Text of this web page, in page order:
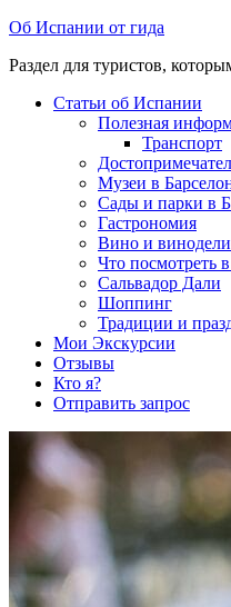
Перейти
содержимому
Об Испании от гида
Раздел для туристов,
Статьи об Испании
Полезная
Транспорт
Музеи в
Cады и парки в
Гастрономия
Вино и
Что посмотреть
Сальвадор Дали
Шоппинг
Традиции и
Мои Экскурсии
Отзывы
Кто я?
Отправить запрос